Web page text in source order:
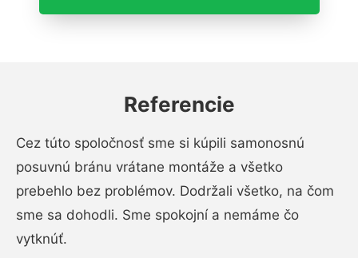
Referencie
Cez túto spoločnosť sme si kúpili samonosnú
posuvnú bránu vrátane montáže a všetko
prebehlo bez problémov. Dodržali všetko, na čom
sme sa dohodli. Sme spokojní a nemáme čo
vytknúť.